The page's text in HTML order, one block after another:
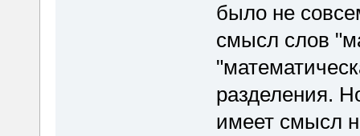
было не
смысл слов
разделения.
имеет смысл